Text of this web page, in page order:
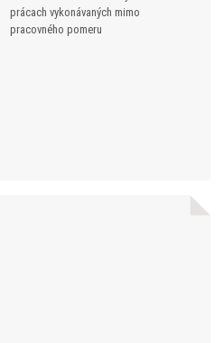
prácach vykonávaných mimo
pracovného pomeru